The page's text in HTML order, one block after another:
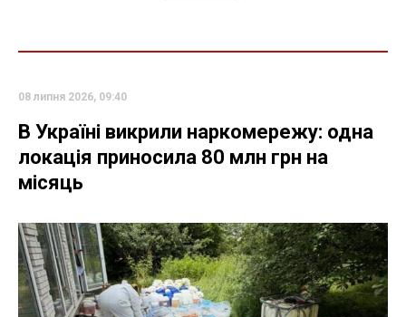
08 липня 2026, 09:40
В Україні викрили наркомережу: одна
локація приносила 80 млн грн на
місяць